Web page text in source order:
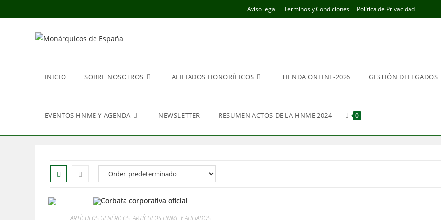
al
Aviso legal Terminos y Condiciones Política de Privacidad
INICIO SOBRE NOSOTROS AFILIADOS HONORÍFICOS TIENDA ONLINE-2026 GESTIÓN DELEGADOS
EVENTOS HNME Y AGENDA NEWSLETTER RESUMEN ACTOS DE LA HNME 2024 0
ARTÍCULOS GENÉRICOS,ARTÍCULOS HNME Y AFILIADOS